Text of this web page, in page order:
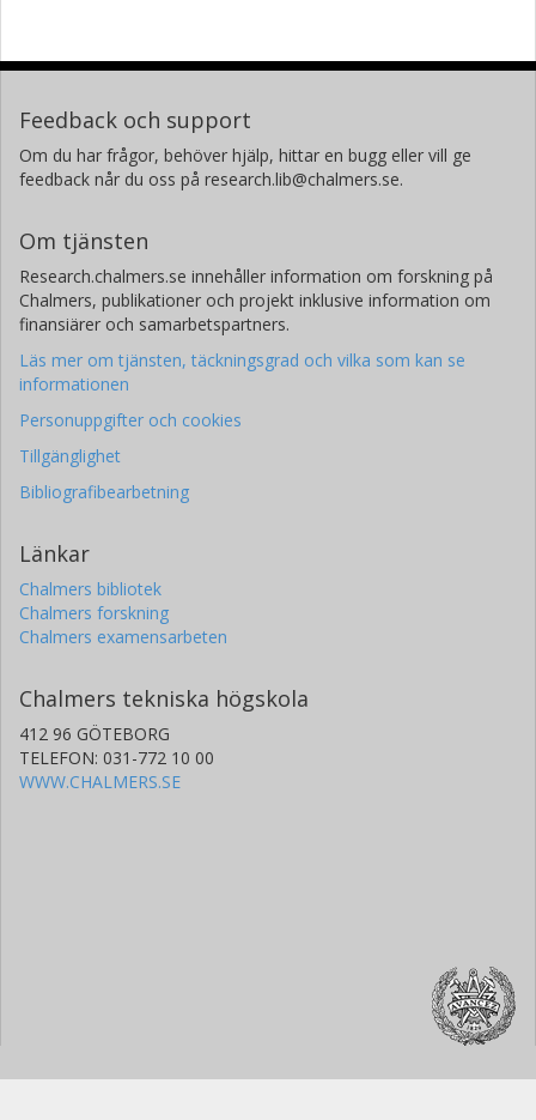
Feedback och support
Om du har frågor, behöver hjälp, hittar en bugg eller vill ge
feedback når du oss på research.lib@chalmers.se.
Om tjänsten
Research.chalmers.se innehåller information om forskning på
Chalmers, publikationer och projekt inklusive information om
finansiärer och samarbetspartners.
Läs mer om tjänsten, täckningsgrad och vilka som kan se
informationen
Personuppgifter och cookies
Tillgänglighet
Bibliografibearbetning
Länkar
Chalmers bibliotek
Chalmers forskning
Chalmers examensarbeten
Chalmers tekniska högskola
412 96 GÖTEBORG
TELEFON: 031-772 10 00
WWW.CHALMERS.SE